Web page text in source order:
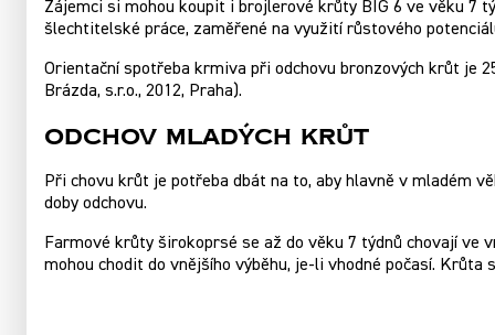
Zájemci si mohou koupit i brojlerové krůty BIG 6 ve věku 7
šlechtitelské práce, zaměřené na využití růstového
Orientační spotřeba krmiva při odchovu bronzových krůt je
Brázda, s.r.o., 2012, Praha).
Odchov mladých krůt
Při chovu krůt je potřeba dbát na to, aby hlavně v mladém
doby odchovu.
Farmové krůty širokoprsé se až do věku 7 týdnů chovají ve
mohou chodit do vnějšího výběhu, je-li vhodné počasí. Krůta